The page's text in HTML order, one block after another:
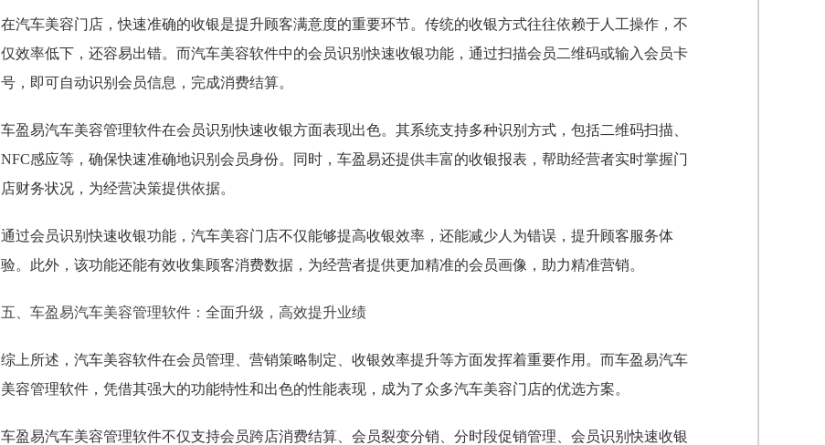
在汽车美容门店，快速准确的收银是提升顾客满意度的重要环节。传统的收银方式往往依赖于人工操作，不
仅效率低下，还容易出错。而汽车美容软件中的会员识别快速收银功能，通过扫描会员二维码或输入会员卡
号，即可自动识别会员信息，完成消费结算。
车盈易汽车美容管理软件在会员识别快速收银方面表现出色。其系统支持多种识别方式，包括二维码扫描、
NFC感应等，确保快速准确地识别会员身份。同时，车盈易还提供丰富的收银报表，帮助经营者实时掌握门
店财务状况，为经营决策提供依据。
通过会员识别快速收银功能，汽车美容门店不仅能够提高收银效率，还能减少人为错误，提升顾客服务体
验。此外，该功能还能有效收集顾客消费数据，为经营者提供更加精准的会员画像，助力精准营销。
五、车盈易汽车美容管理软件：全面升级，高效提升业绩
综上所述，汽车美容软件在会员管理、营销策略制定、收银效率提升等方面发挥着重要作用。而车盈易汽车
美容管理软件，凭借其强大的功能特性和出色的性能表现，成为了众多汽车美容门店的优选方案。
车盈易汽车美容管理软件不仅支持会员跨店消费结算、会员裂变分销、分时段促销管理、会员识别快速收银